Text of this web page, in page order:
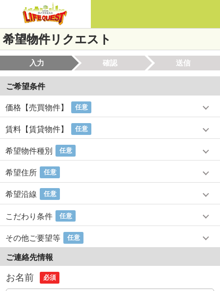
希望物件リクエスト
入力 確認 送信
ご希望条件
価格【売買物件】 任意
賃料【賃貸物件】 任意
希望物件種別 任意
希望住所 任意
希望沿線 任意
こだわり条件 任意
その他ご要望等 任意
ご連絡先情報
お名前 必須